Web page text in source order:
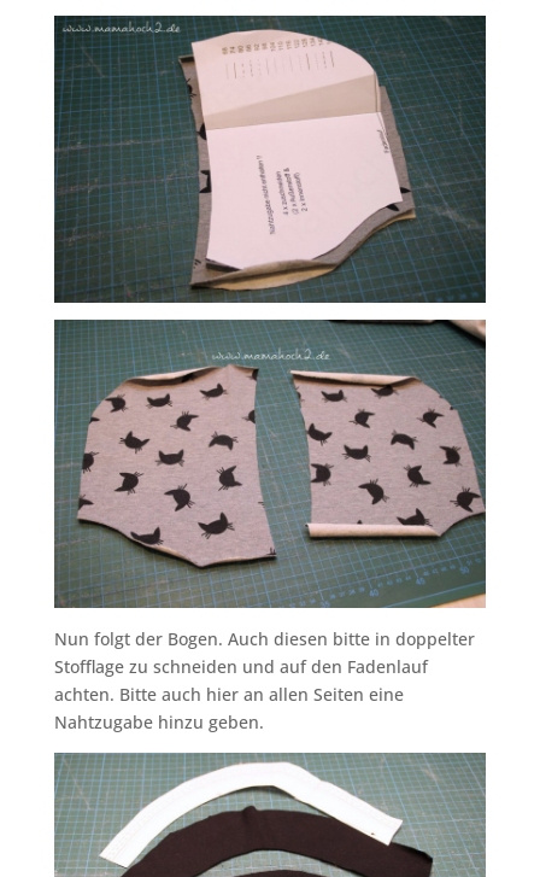
Nun folgt der Bogen. Auch diesen bitte in doppelter
Stofflage zu schneiden und auf den Fadenlauf
achten. Bitte auch hier an allen Seiten eine
Nahtzugabe hinzu geben.